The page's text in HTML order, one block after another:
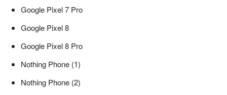
Google Pixel 7 Pro
Google Pixel 8
Google Pixel 8 Pro
Nothing Phone (1)
Nothing Phone (2)